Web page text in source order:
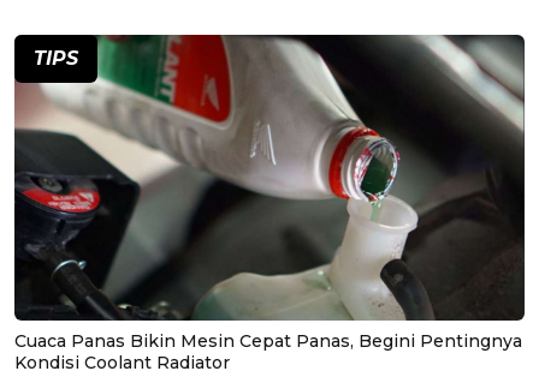
TIPS
Cuaca Panas Bikin Mesin Cepat Panas, Begini Pentingnya
Kondisi Coolant Radiator